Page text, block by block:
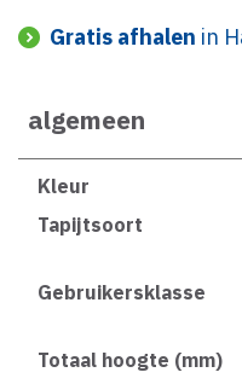
Gratis afhalen in
algemeen
Kleur
Tapijtsoort
Gebruikersklasse
Totaal hoogte (mm)